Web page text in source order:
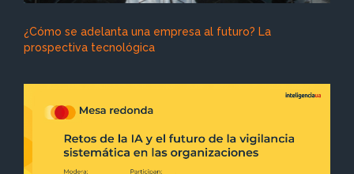
¿Cómo se adelanta una empresa al futuro? La
prospectiva tecnológica